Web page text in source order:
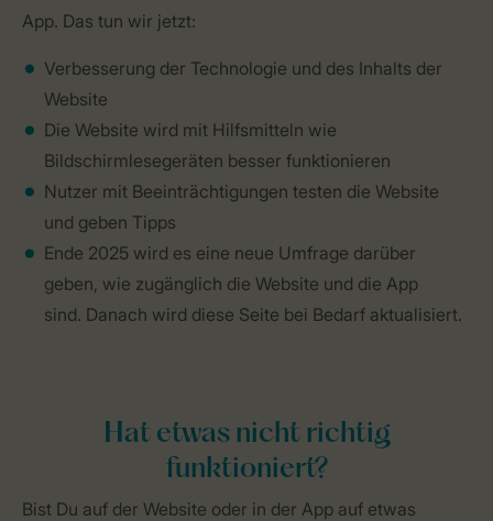
App. Das tun wir jetzt:
Verbesserung der Technologie und des Inhalts der
Website
Die Website wird mit Hilfsmitteln wie
Bildschirmlesegeräten besser funktionieren
Nutzer mit Beeinträchtigungen testen die Website
und geben Tipps
Ende 2025 wird es eine neue Umfrage darüber
geben, wie zugänglich die Website und die App
sind. Danach wird diese Seite bei Bedarf aktualisiert.
Hat etwas nicht richtig
funktioniert?
Bist Du auf der Website oder in der App auf etwas